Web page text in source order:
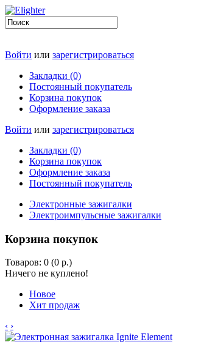
Войти или зарегистрироваться
Закладки (0)
Постоянный покупатель
Корзина покупок
Оформление заказа
Войти или зарегистрироваться
Закладки (0)
Корзина покупок
Оформление заказа
Постоянный покупатель
Электронные зажигалки
Электроимпульсные зажигалки
Корзина покупок
Товаров: 0 (0 р.)
Ничего не куплено!
Новое
Хит продаж
‹ ›